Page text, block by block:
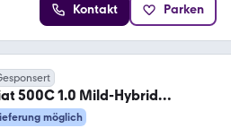
Kontakt Parken
500C 1.0 Mild-Hybrid
*TEMPO*PDC*
möglich